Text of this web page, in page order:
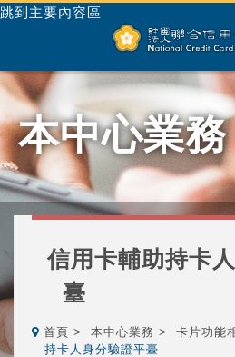
跳到主要內容區
本中心業務
信用卡輔助持卡
臺
首頁 本中心業務 卡片功能
持卡人身分驗證平臺